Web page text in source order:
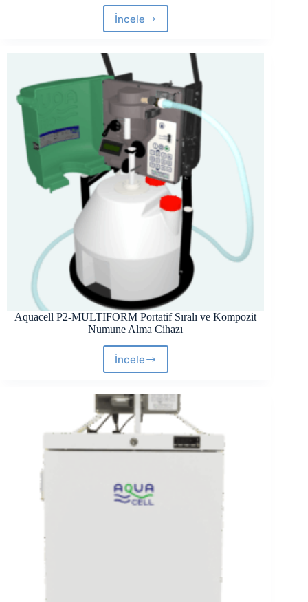
İnceleAquacell
Sıcaklık
Kontrollü
Numune
Alma
Cihazı
Aquacell P2-MULTIFORM Portatif Sıralı ve Kompozit
Numune Alma Cihazı
İnceleAquacell
MULTIFORM
Portatif
Sıralı
Kompozit
Numune
Cihazı